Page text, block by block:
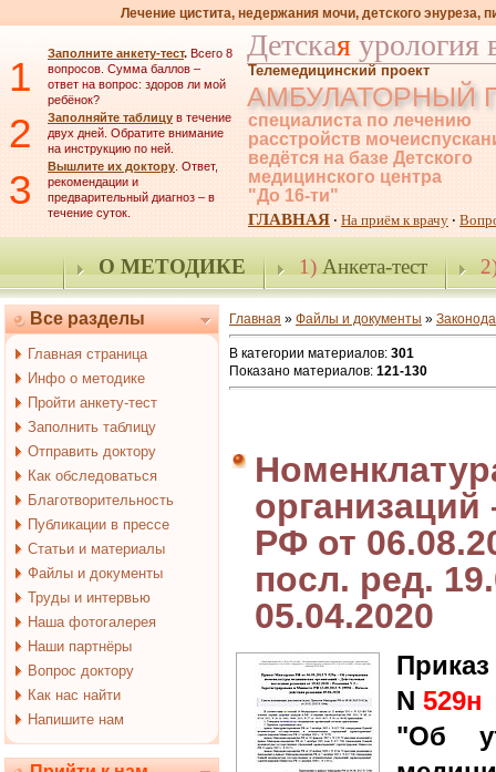
Лечение цистита, недержания мочи, детского энуреза,
1 Заполните анкету-тест. Всего 8
вопросов. Сумма баллов –
ответ на вопрос: здоров ли мой
ребёнок?
2 Заполняйте таблицу в течение
двух дней. Обратите внимание
на инструкцию по ней.
3 Вышлите их доктору. Ответ,
рекомендации и
предварительный диагноз – в
течение суток.
Детская урология
Телемедицинский проект
АМБУЛАТОРНЫЙ
специалиста по лечению
расстройств
ведётся на базе Детского
медицинского центра
"До 16-ти"
ГЛАВНАЯ · На приём к врачу ·
О МЕТОДИКЕ 1)Анкета-тест
Все разделы
Главная страница
Инфо о методике
Пройти анкету-тест
Заполнить таблицу
Отправить доктору
Как обследоваться
Благотворительность
Публикации в прессе
Статьи и материалы
Файлы и документы
Труды и интервью
Наша фотогалерея
Наши партнёры
Вопрос доктору
Как нас найти
Напишите нам
Главная » Файлы и документы »
В категории материалов: 301
Показано материалов: 121-130
РФ от
посл. ред.
05.04.2020
N 529н
"Об